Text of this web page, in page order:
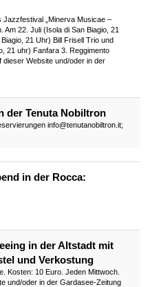
Jazzfestival „Minerva Musicae –
22. Juli (Isola di San Biagio, 21
21 Uhr) Bill Frisell Trio und
21 uhr) Fanfara 3. Reggimento
dieser Website und/oder in der
der Tenuta Nobiltron
info@tenutanobiltron.it;
in der Rocca:
in der Altstadt mit
und Verkostung
Kosten: 10 Euro. Jeden Mittwoch.
und/oder in der Gardasee-Zeitung